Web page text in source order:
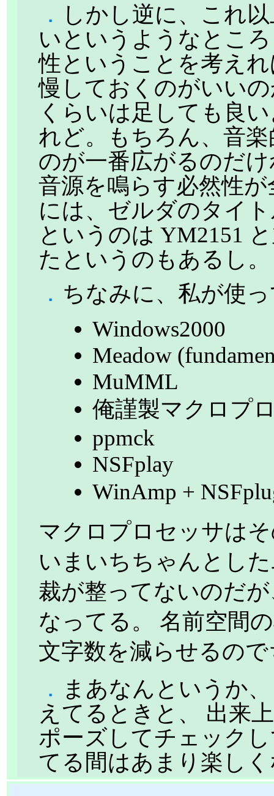
．
しかし逆に、これ
いというようなとこ
性ということを考え
慢しておくのがいい
くらいは足しても良
れど。もちろん、音
のが一番広がるのだ
音源を鳴らす必然性
には、ゼルダのタイ
というのは YM2151
たというのもあるし。
． ちなみに、私が使
Windows2000
Meadow
MuMML
俺謹製マクロプ
ppmck
NSFplay
WinAmp +
マクロプロセッサは
いまいちちゃんとし
裁が整ってないのだ
なってる。 名前空間
文字数を減らせるの
． まあなんというか
えてるときと、 出来
ポーズしてチェック
てる間はあまり楽し